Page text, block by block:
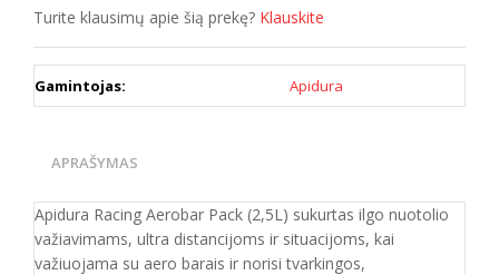
Turite klausimų apie šią prekę? Klauskite
Gamintojas: Apidura
APRAŠYMAS
Apidura Racing Aerobar Pack (2,5L) sukurtas ilgo nuotolio
važiavimams, ultra distancijoms ir situacijoms, kai
važiuojama su aero barais ir norisi tvarkingos,